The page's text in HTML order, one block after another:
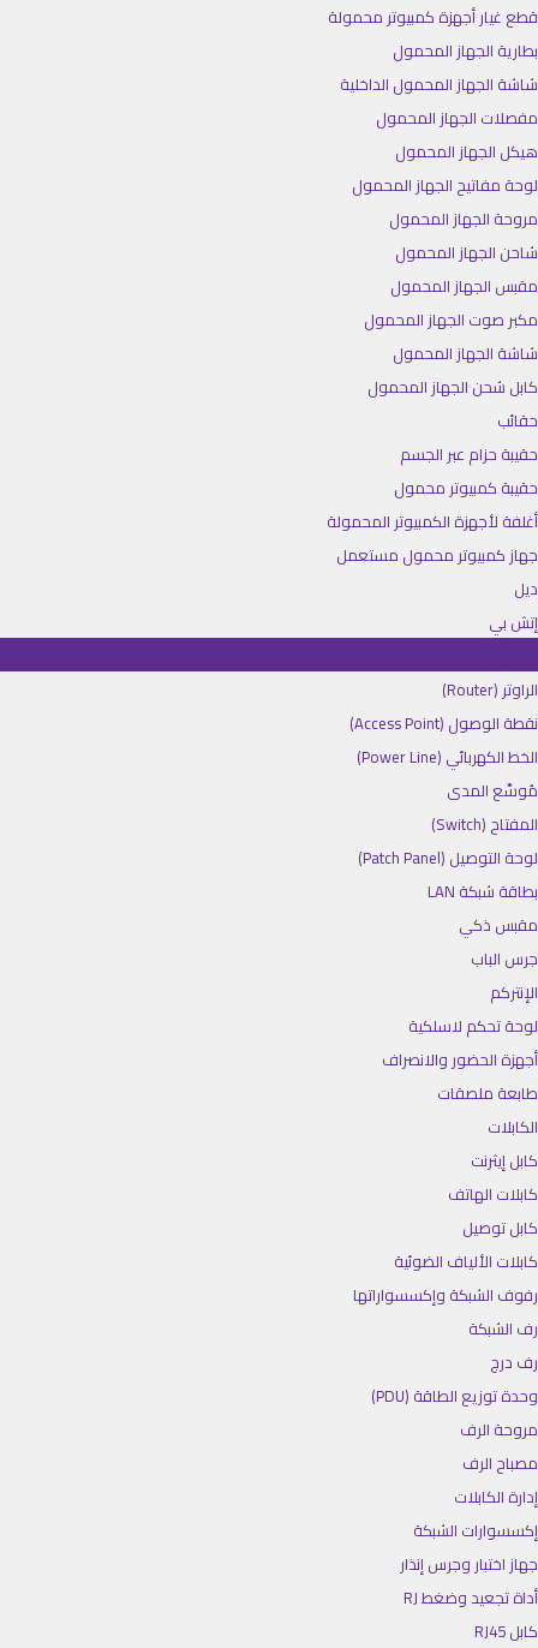
قطع غيار أجهزة كمبيوتر محمولة
بطارية الجهاز المحمول
شاشة الجهاز المحمول الداخلية
مفصلات الجهاز المحمول
هيكل الجهاز المحمول
لوحة مفاتيح الجهاز المحمول
مروحة الجهاز المحمول
شاحن الجهاز المحمول
مقبس الجهاز المحمول
مكبر صوت الجهاز المحمول
شاشة الجهاز المحمول
كابل شحن الجهاز المحمول
حقائب
حقيبة حزام عبر الجسم
حقيبة كمبيوتر محمول
أغلفة لأجهزة الكمبيوتر المحمولة
جهاز كمبيوتر محمول مستعمل
ديل
إتش بي
الراوتر (Router)
نقطة الوصول (Access Point)
الخط الكهربائي (Power Line)
مُوسِّع المدى
المفتاح (Switch)
لوحة التوصيل (Patch Panel)
بطاقة شبكة LAN
مقبس ذكي
جرس الباب
الإنتركم
لوحة تحكم لاسلكية
أجهزة الحضور والانصراف
طابعة ملصقات
الكابلات
كابل إيثرنت
كابلات الهاتف
كابل توصيل
كابلات الألياف الضوئية
رفوف الشبكة وإكسسواراتها
رف الشبكة
رف درج
وحدة توزيع الطاقة (PDU)
مروحة الرف
مصباح الرف
إدارة الكابلات
إكسسوارات الشبكة
جهاز اختبار وجرس إنذار
أداة تجعيد وضغط RJ
كابل RJ45